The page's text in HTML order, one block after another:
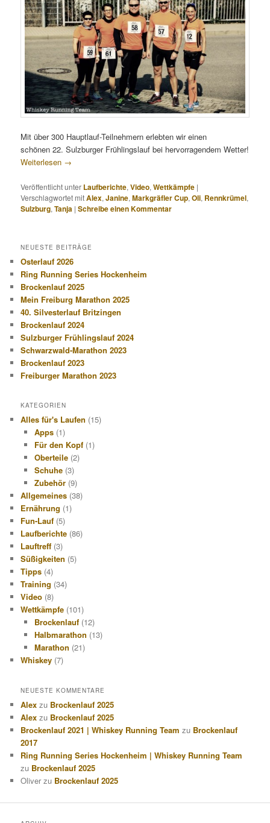
Mit über 300 Hauptlauf-Teilnehmern erlebten wir einen
schönen 22. Sulzburger Frühlingslauf bei hervorragendem Wetter!
Weiterlesen →
Veröffentlicht unter Laufberichte,Video,Wettkämpfe |
Verschlagwortet mitAlex,Janine,Markgräfler Cup,Oli, Rennkrümel,
Sulzburg,Tanja |Schreibe einen Kommentar
NEUESTE BEITRÄGE
Osterlauf 2026
Ring Running Series Hockenheim
Brockenlauf 2025
Mein Freiburg Marathon 2025
40. Silvesterlauf Britzingen
Brockenlauf 2024
Sulzburger Frühlingslauf 2024
Schwarzwald-Marathon 2023
Brockenlauf 2023
Freiburger Marathon 2023
KATEGORIEN
Alles für's Laufen (15)
Apps(1)
Für den Kopf(1)
Oberteile(2)
Schuhe(3)
Zubehör(9)
Allgemeines (38)
Ernährung (1)
Fun-Lauf (5)
Laufberichte (86)
Lauftreff (3)
Süßigkeiten (5)
Tipps (4)
Training (34)
Video (8)
Wettkämpfe (101)
Brockenlauf(12)
Halbmarathon (13)
Marathon (21)
Whiskey (7)
NEUESTE KOMMENTARE
Alex zu Brockenlauf 2025
Alex zu Brockenlauf 2025
Brockenlauf 2021 | Whiskey Running Team zu Brockenlauf
2017
Ring Running Series Hockenheim | Whiskey Running Team
zu Brockenlauf 2025
Oliver zu Brockenlauf 2025